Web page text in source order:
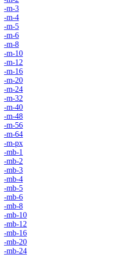
-m-3
-m-4
-m-5
-m-6
-m-8
-m-10
-m-12
-m-16
-m-20
-m-24
-m-32
-m-40
-m-48
-m-56
-m-64
-m-px
-mb-1
-mb-2
-mb-3
-mb-4
-mb-5
-mb-6
-mb-8
-mb-10
-mb-12
-mb-16
-mb-20
-mb-24